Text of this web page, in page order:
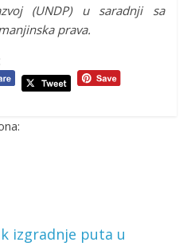
(UNDP) u saradnji sa
prava.
izgradnje puta u